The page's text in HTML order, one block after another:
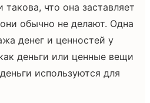
что она заставляет
обычно не делают. Одна
денег и ценностей у
деньги или ценные вещи
используются для